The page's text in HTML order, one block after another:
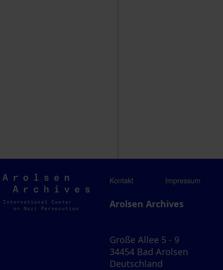
Arolsen
Archives
Kontakt Impressum
Arolsen Archives
Große Allee 5 - 9
34454 Bad Arolsen
Deutschland